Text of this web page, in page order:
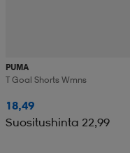
PUMA
T Goal Shorts Wmns
18,49
Suositushinta 22,99